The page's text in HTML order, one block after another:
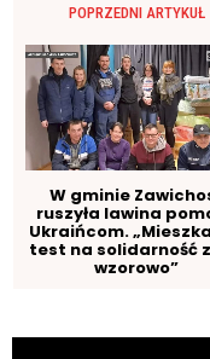
POPRZEDNI ARTYKUŁ
W gminie
ruszyła lawina
Ukraińcom.
test na solidarność
wzorowo”